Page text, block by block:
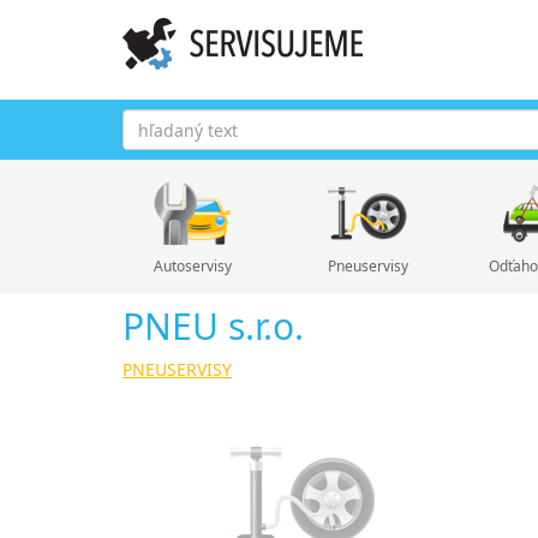
Autoservisy Pneuservisy
PNEU s.r.o.
PNEUSERVISY